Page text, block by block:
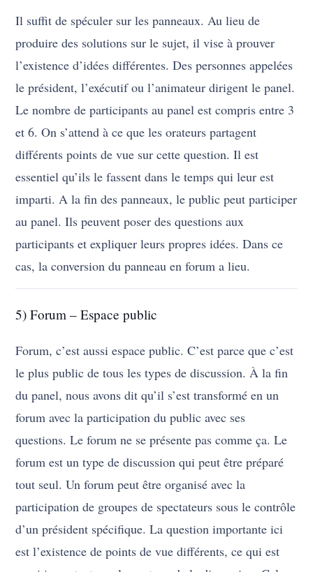
Il suffit de spéculer sur les panneaux. Au lieu de
produire des solutions sur le sujet, il vise à prouver
l’existence d’idées différentes. Des personnes appelées
le président, l’exécutif ou l’animateur dirigent le panel.
Le nombre de participants au panel est compris entre 3
et 6. On s’attend à ce que les orateurs partagent
différents points de vue sur cette question. Il est
essentiel qu’ils le fassent dans le temps qui leur est
imparti. A la fin des panneaux, le public peut participer
au panel. Ils peuvent poser des questions aux
participants et expliquer leurs propres idées. Dans ce
cas, la conversion du panneau en forum a lieu.
5) Forum – Espace public
Forum, c’est aussi espace public. C’est parce que c’est
le plus public de tous les types de discussion. À la fin
du panel, nous avons dit qu’il s’est transformé en un
forum avec la participation du public avec ses
questions. Le forum ne se présente pas comme ça. Le
forum est un type de discussion qui peut être préparé
tout seul. Un forum peut être organisé avec la
participation de groupes de spectateurs sous le contrôle
d’un président spécifique. La question importante ici
est l’existence de points de vue différents, ce qui est